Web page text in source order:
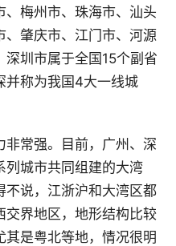
梅州市、珠海市、汕头
、肇庆市、江门市、河源
圳市属于全国15个副省
并称为我国4大一线城
非常强。目前，广州、深
列城市共同组建的大湾
不说，江浙沪和大湾区都
交界地区，地形结构比较
是粤北等地，情况很明